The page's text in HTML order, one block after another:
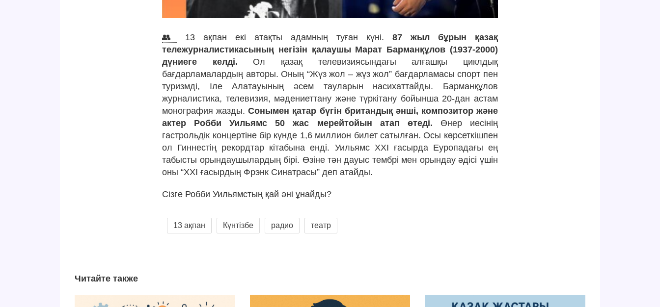
👥 13 ақпан екі атақты адамның туған күні. 87 жыл бұрын қазақ
тележурналистикасының негізін қалаушы Марат Барманқұлов (1937-2000)
дүниеге келді. Ол қазақ телевизиясындағы алғашқы циклдық
бағдарламалардың авторы. Оның “Жүз жол – жүз жол” бағдарламасы спорт пен
туризмді, Іле Алатауының әсем тауларын насихаттайды. Барманқұлов
журналистика, телевизия, мәдениеттану және түркітану бойынша 20-дан астам
монография жазды.Сонымен қатар бүгін британдық әнші, композитор және
актер Робби Уильямс 50 жас мерейтойын атап өтеді. Өнер иесінің
гастрольдік концертіне бір күнде 1,6 миллион билет сатылған. Осы көрсеткішпен
ол Гиннестің рекордтар кітабына енді. Уильямс XXI ғасырда Еуропадағы ең
табысты орындаушылардың бірі. Өзіне тән дауыс тембрі мен орындау әдісі үшін
оны “ХХІ ғасырдың Фрэнк Синатрасы” деп атайды.
Сізге Робби Уильямстың қай әні ұнайды?
13 ақпан Күнтізбе радио театр
Читайте также